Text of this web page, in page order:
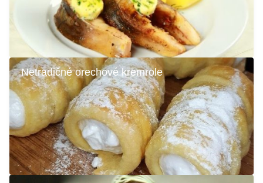
Netradičné orechové kremrole